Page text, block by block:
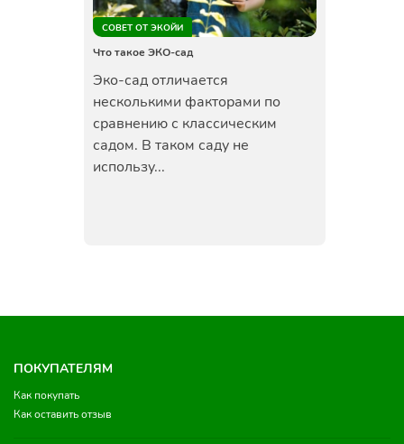
СОВЕТ ОТ ЭКОЙИ
Что такое ЭКО-сад
Эко-сад отличается
несколькими факторами по
сравнению с классическим
садом. В таком саду не
использу...
ПОКУПАТЕЛЯМ
Как покупать
Как оставить отзыв